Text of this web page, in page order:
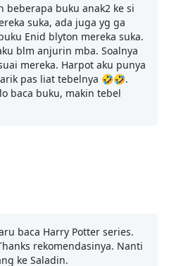
beberapa buku anak2 ke si
suka, ada juga yg ga
Enid blyton mereka suka.
blm anjurin mba. Soalnya
mereka. Harpot aku punya
pas liat tebelnya 🤣🤣.
baca buku, makin tebel
baca Harry Potter series.
rekomendasinya. Nanti
ke Saladin.